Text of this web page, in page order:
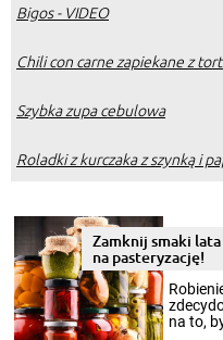
Bigos - VIDEO
Chili con carne zapiekane z
Szybka zupa cebulowa
Roladki z kurczaka z szynką i
Zamknij smaki lata
na pasteryzację!
na to,